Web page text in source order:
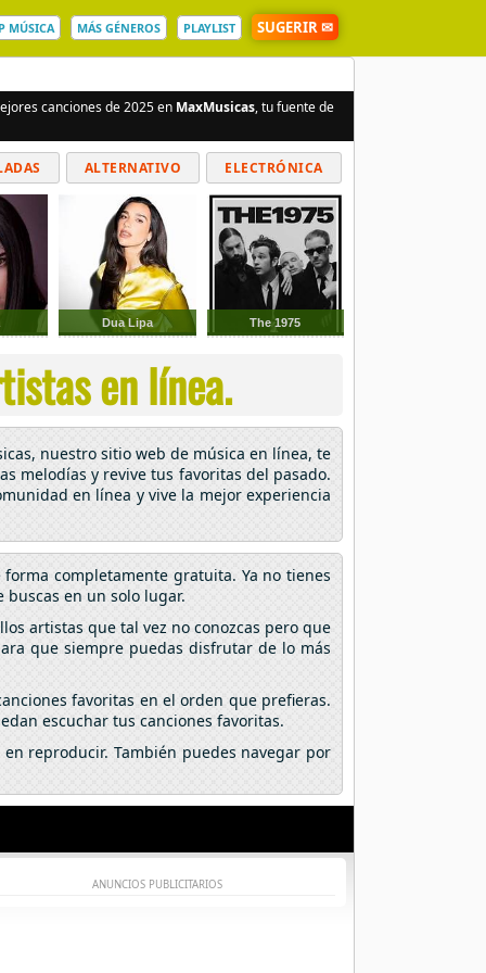
MÚSICA MÁS GÉNEROS PLAYLIST SUGERIR ✉
canciones de 2025 en MaxMusicas, tu fuente de
ALTERNATIVO ELECTRÓNICA
Dua Lipa The 1975
en línea.
nuestro sitio web de música en línea, te
melodías y revive tus favoritas del pasado.
en línea y vive la mejor experiencia
completamente gratuita. Ya no tienes
en un solo lugar.
artistas que tal vez no conozcas pero que
que siempre puedas disfrutar de lo más
favoritas en el orden que prefieras.
escuchar tus canciones favoritas.
reproducir. También puedes navegar por
ANUNCIOS PUBLICITARIOS